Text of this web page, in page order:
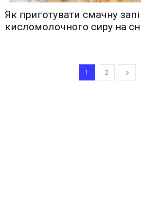
Як приготувати смачну
кисломолочного сиру на
1 2